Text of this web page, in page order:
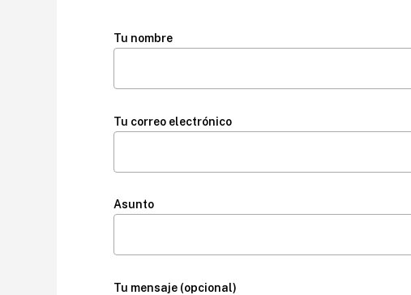
Tu nombre
Tu correo electrónico
Asunto
Tu mensaje (opcional)